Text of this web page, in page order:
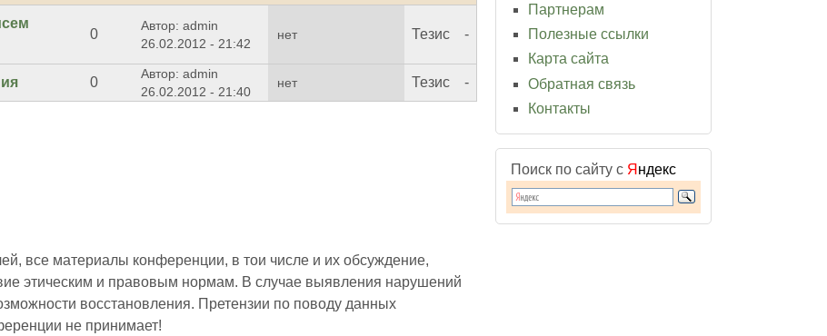
0
Автор: admin
26.02.2012 - 21:42
нет Тезис -
0
Автор: admin
26.02.2012 - 21:40
нет Тезис -
все материалы конференции, в тои числе и их обсуждение,
этическим и правовым нормам. В случае выявления нарушений
восстановления. Претензии по поводу данных
не принимает!
Партнерам
Полезные ссылки
Карта сайта
Обратная связь
Контакты
Поиск по сайту с Я ндекс